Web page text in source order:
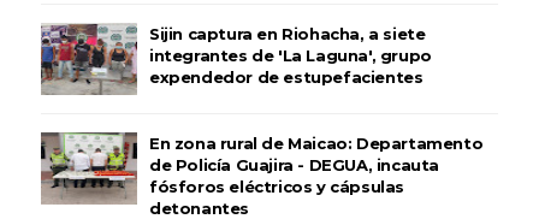
Sijin captura en Riohacha, a siete
integrantes de 'La Laguna', grupo
expendedor de estupefacientes
En zona rural de Maicao: Departamento
de Policía Guajira - DEGUA, incauta
fósforos eléctricos y cápsulas
detonantes